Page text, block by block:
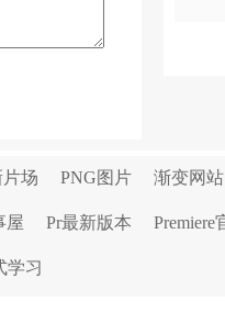
片场 PNG图片 渐变网站
屋 Pr最新版本 Premiere
学习